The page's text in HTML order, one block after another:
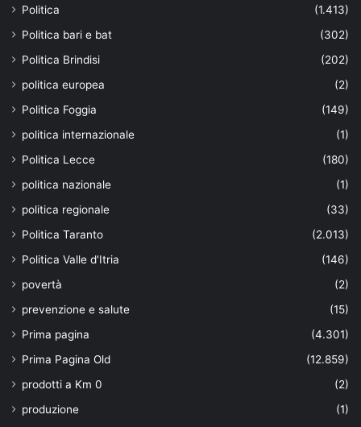
Politica
(1.413)
Politica bari e bat
(302)
Politica Brindisi
(202)
politica europea
(2)
Politica Foggia
(149)
politica internazionale
(1)
Politica Lecce
(180)
politica nazionale
(1)
politica regionale
(33)
Politica Taranto
(2.013)
Politica Valle d'Itria
(146)
povertà
(2)
prevenzione e salute
(15)
Prima pagina
(4.301)
Prima Pagina Old
(12.859)
prodotti a Km 0
(2)
produzione
(1)